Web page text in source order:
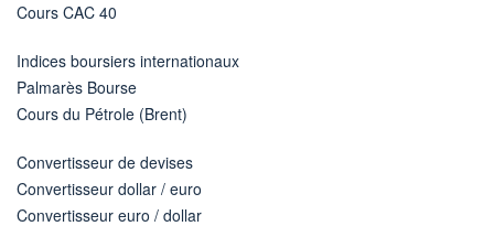
Cours CAC 40
Indices boursiers internationaux
Palmarès Bourse
Cours du Pétrole (Brent)
Convertisseur de devises
Convertisseur dollar / euro
Convertisseur euro / dollar